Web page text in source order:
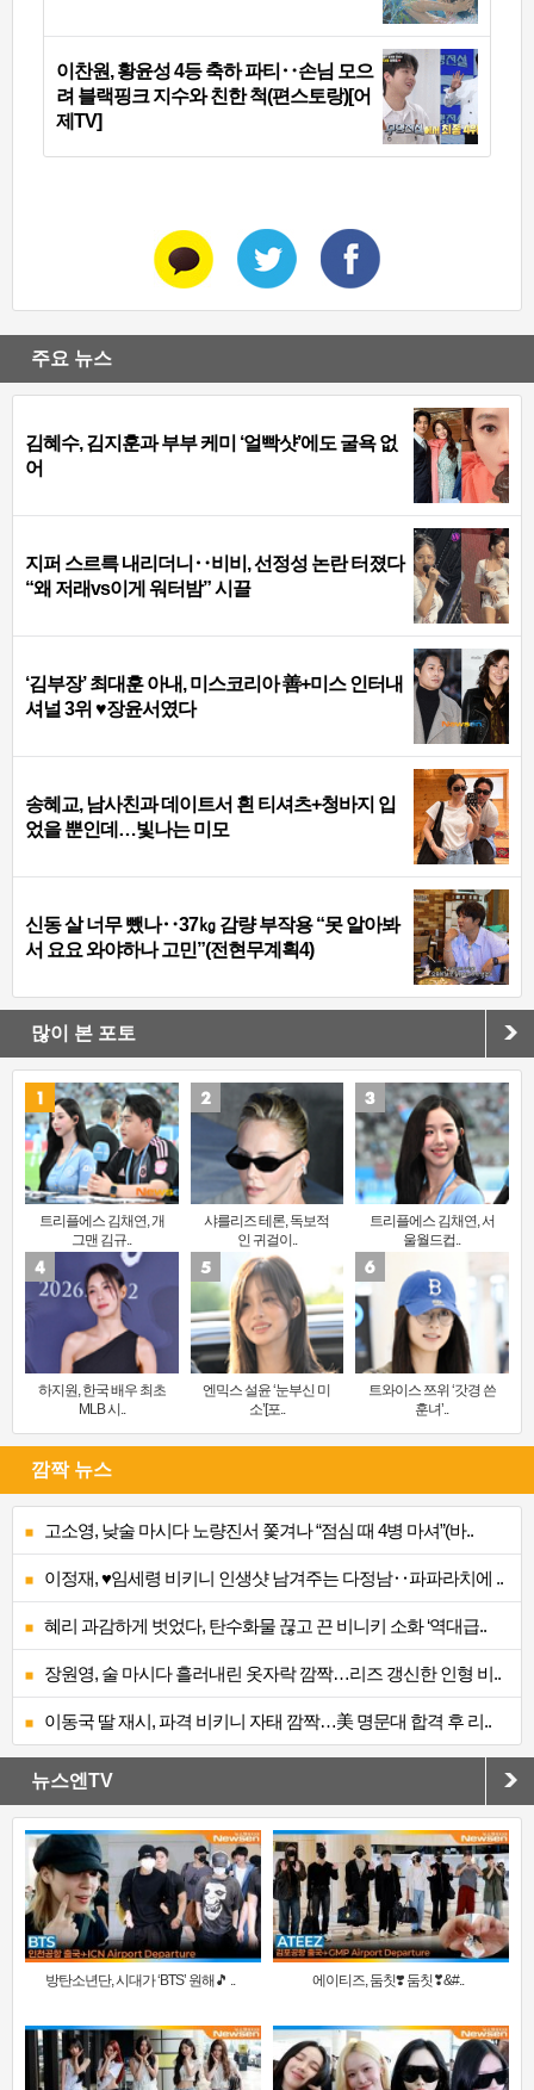
이찬원, 황윤성 4등 축하 파티‥손님 모으
려 블랙핑크 지수와 친한 척(편스토랑)[어
제TV]
주요 뉴스
김혜수, 김지훈과 부부 케미 ‘얼빡샷’에도 굴욕 없
어
지퍼 스르륵 내리더니‥비비, 선정성 논란 터졌다
“왜 저래vs이게 워터밤” 시끌
‘김부장’ 최대훈 아내, 미스코리아 善+미스 인터내
셔널 3위 ♥장윤서였다
송혜교, 남사친과 데이트서 흰 티셔츠+청바지 입
었을 뿐인데…빛나는 미모
신동 살 너무 뺐나‥37㎏ 감량 부작용 “못 알아봐
서 요요 와야하나 고민”(전현무계획4)
많이 본 포토
트리플에스 김채연, 개
그맨 김규..
샤를리즈 테론, 독보적
인 귀걸이..
트리플에스 김채연, 서
울월드컵..
하지원, 한국 배우 최초
MLB 시..
엔믹스 설윤 ‘눈부신 미
소’[포..
트와이스 쯔위 ‘갓경 쓴
훈녀’..
깜짝 뉴스
고소영, 낮술 마시다 노량진서 쫓겨나 “점심 때 4병 마셔”(바..
이정재, ♥임세령 비키니 인생샷 남겨주는 다정남‥파파라치에 ..
혜리 과감하게 벗었다, 탄수화물 끊고 끈 비니키 소화 ‘역대급..
장원영, 술 마시다 흘러내린 옷자락 깜짝…리즈 갱신한 인형 비..
이동국 딸 재시, 파격 비키니 자태 깜짝…美 명문대 합격 후 리..
뉴스엔TV
방탄소년단, 시대가 ‘BTS’ 원해🎵 .. 에이티즈, 둠칫❣️ 둠칫❣&#..